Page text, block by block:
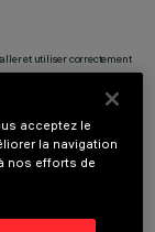
et utiliser correctement
acceptez le
la navigation
nos efforts de